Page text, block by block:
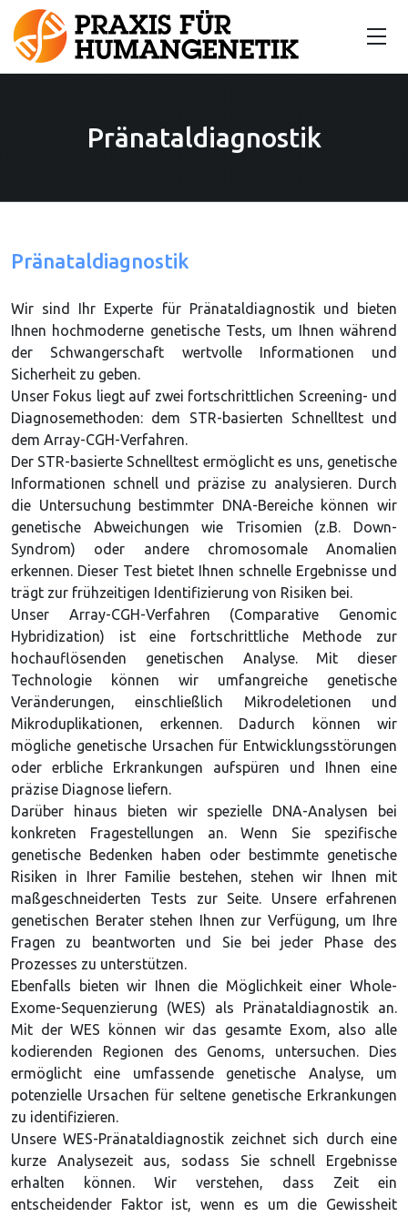
Pränataldiagnostik
Pränataldiagnostik
Wir sind Ihr Experte für Pränataldiagnostik und bieten
Ihnen hochmoderne genetische Tests, um Ihnen während
der Schwangerschaft wertvolle Informationen und
Sicherheit zu geben.
Unser Fokus liegt auf zwei fortschrittlichen Screening- und
Diagnosemethoden: dem STR-basierten Schnelltest und
dem Array-CGH-Verfahren.
Der STR-basierte Schnelltest ermöglicht es uns, genetische
Informationen schnell und präzise zu analysieren. Durch
die Untersuchung bestimmter DNA-Bereiche können wir
genetische Abweichungen wie Trisomien (z.B. Down-
Syndrom) oder andere chromosomale Anomalien
erkennen. Dieser Test bietet Ihnen schnelle Ergebnisse und
trägt zur frühzeitigen Identifizierung von Risiken bei.
Unser Array-CGH-Verfahren (Comparative Genomic
Hybridization) ist eine fortschrittliche Methode zur
hochauflösenden genetischen Analyse. Mit dieser
Technologie können wir umfangreiche genetische
Veränderungen, einschließlich Mikrodeletionen und
Mikroduplikationen, erkennen. Dadurch können wir
mögliche genetische Ursachen für Entwicklungsstörungen
oder erbliche Erkrankungen aufspüren und Ihnen eine
präzise Diagnose liefern.
Darüber hinaus bieten wir spezielle DNA-Analysen bei
konkreten Fragestellungen an. Wenn Sie spezifische
genetische Bedenken haben oder bestimmte genetische
Risiken in Ihrer Familie bestehen, stehen wir Ihnen mit
maßgeschneiderten Tests zur Seite. Unsere erfahrenen
genetischen Berater stehen Ihnen zur Verfügung, um Ihre
Fragen zu beantworten und Sie bei jeder Phase des
Prozesses zu unterstützen.
Ebenfalls bieten wir Ihnen die Möglichkeit einer Whole-
Exome-Sequenzierung (WES) als Pränataldiagnostik an.
Mit der WES können wir das gesamte Exom, also alle
kodierenden Regionen des Genoms, untersuchen. Dies
ermöglicht eine umfassende genetische Analyse, um
potenzielle Ursachen für seltene genetische Erkrankungen
zu identifizieren.
Unsere WES-Pränataldiagnostik zeichnet sich durch eine
kurze Analysezeit aus, sodass Sie schnell Ergebnisse
erhalten können. Wir verstehen, dass Zeit ein
entscheidender Faktor ist, wenn es um die Gewissheit